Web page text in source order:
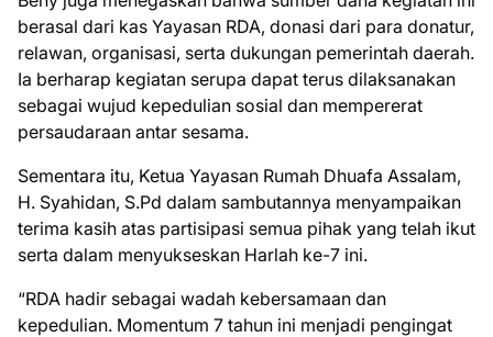
berasal dari kas Yayasan RDA, donasi dari para donatur,
relawan, organisasi, serta dukungan pemerintah daerah.
Ia berharap kegiatan serupa dapat terus dilaksanakan
sebagai wujud kepedulian sosial dan mempererat
persaudaraan antar sesama.
Sementara itu, Ketua Yayasan Rumah Dhuafa Assalam,
H. Syahidan, S.Pd dalam sambutannya menyampaikan
terima kasih atas partisipasi semua pihak yang telah ikut
serta dalam menyukseskan Harlah ke-7 ini.
“RDA hadir sebagai wadah kebersamaan dan
kepedulian. Momentum 7 tahun ini menjadi pengingat